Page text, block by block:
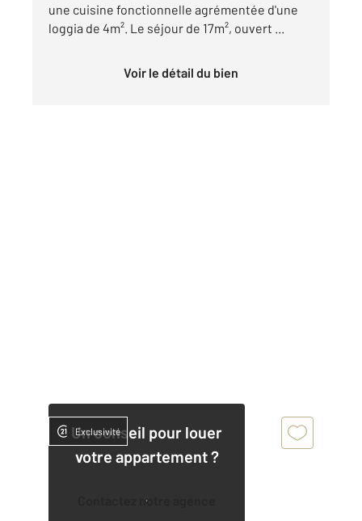
une cuisine fonctionnelle agrémentée d'une
loggia de 4m². Le séjour de 17m², ouvert ...
Voir le détail du bien
Un conseil pour louer
votre appartement ?
Contactez notre agence
Exclusivité